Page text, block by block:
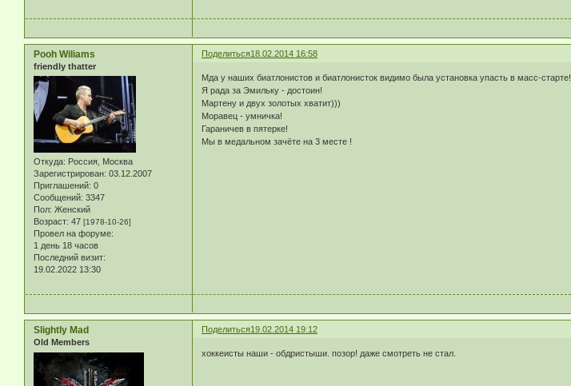
Поделиться18.02.2014 16:58
Pooh Wiliams
friendly thatter
Откуда: Россия, Москва
Зарегистрирован: 03.12.2007
Приглашений: 0
Сообщений: 3347
Пол: Женский
Возраст: 47 [1978-10-26]
Провел на форуме:
1 день 18 часов
Последний визит:
19.02.2022 13:30
Мда у наших биатлонистов и биатлонисток видимо была установка упасть в масс-старте!
Я рада за Эмильку - достоин!
Мартену и двух золотых хватит)))
Моравец - умничка!
Гараничев в пятерке!
Мы в медальном зачёте на 3 месте !
Поделиться19.02.2014 19:12
Slightly Mad
Old Members
хоккеисты наши - обдристыши. позор! даже смотреть не стал.